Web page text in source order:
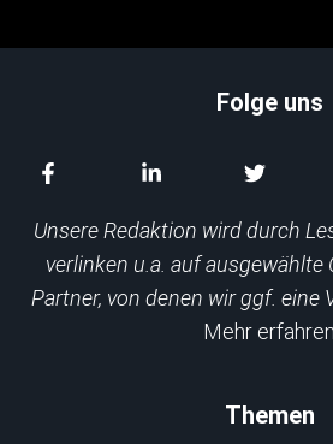
Folge uns
Unsere Redaktion wird durch
verlinken u.a. auf ausgewählte
Partner, von denen wir ggf. eine
Mehr erfahren
Themen